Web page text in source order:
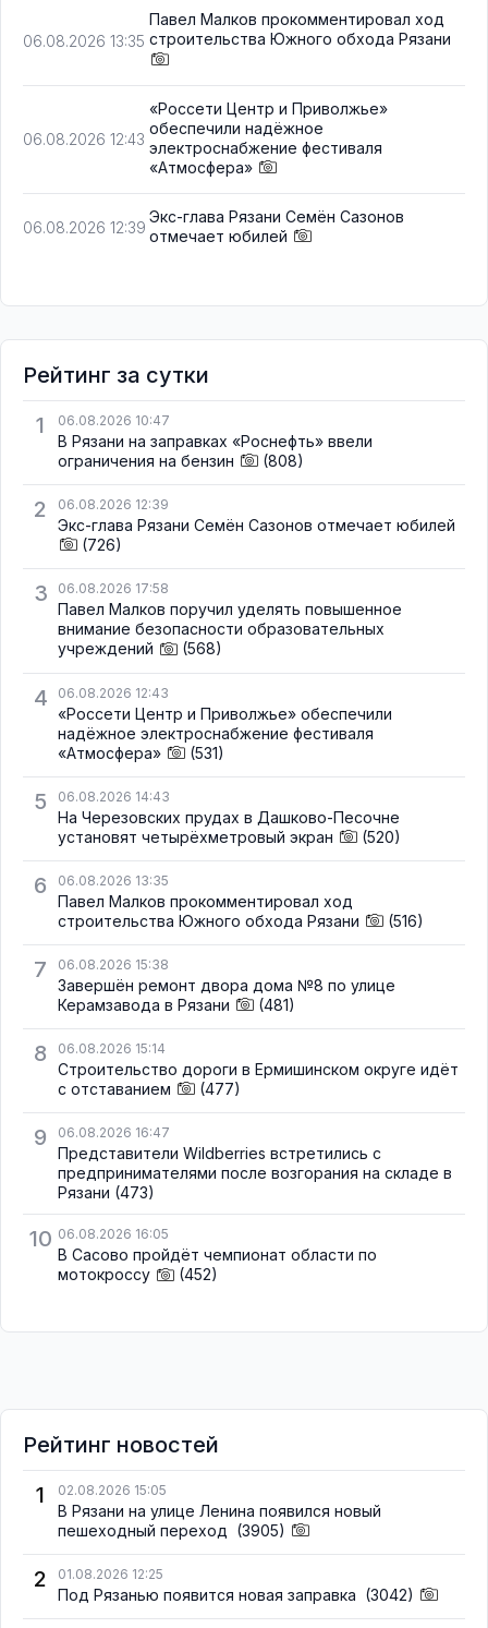
06.08.2026 13:35
Павел Малков прокомментировал ход
строительства Южного обхода Рязани
06.08.2026 12:43
«Россети Центр и Приволжье»
обеспечили надёжное
электроснабжение фестиваля
«Атмосфера»
06.08.2026 12:39
Экс-глава Рязани Семён Сазонов
отмечает юбилей
Рейтинг за сутки
1
06.08.2026 10:47
В Рязани на заправках «Роснефть» ввели
ограничения на бензин
(808)
2 06.08.2026 12:39
Экс-глава Рязани Семён Сазонов отмечает юбилей
(726)
3 06.08.2026 17:58
Павел Малков поручил уделять повышенное
внимание безопасности образовательных
учреждений
(568)
4 06.08.2026 12:43
«Россети Центр и Приволжье» обеспечили
надёжное электроснабжение фестиваля
«Атмосфера»
(531)
5 06.08.2026 14:43
На Черезовских прудах в Дашково-Песочне
установят четырёхметровый экран
(520)
6 06.08.2026 13:35
Павел Малков прокомментировал ход
строительства Южного обхода Рязани
(516)
7 06.08.2026 15:38
Завершён ремонт двора дома №8 по улице
Керамзавода в Рязани
(481)
8 06.08.2026 15:14
Строительство дороги в Ермишинском округе идёт
с отставанием
(477)
9 06.08.2026 16:47
Представители Wildberries встретились с
предпринимателями после возгорания на складе в
Рязани (473)
10 06.08.2026 16:05
В Сасово пройдёт чемпионат области по
мотокроссу
(452)
Рейтинг новостей
1
02.08.2026 15:05
В Рязани на улице Ленина появился новый
пешеходный переход (3905)
2 01.08.2026 12:25
Под Рязанью появится новая заправка (3042)